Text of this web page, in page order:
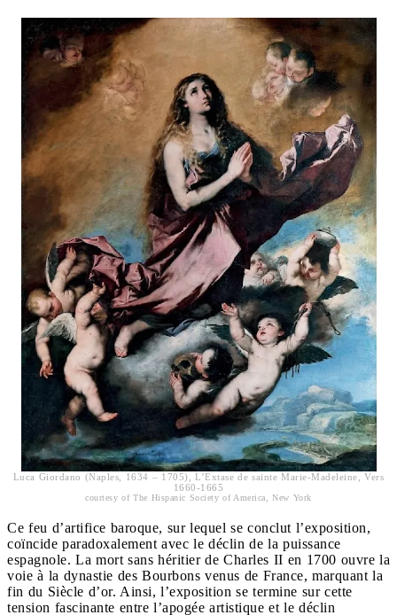
Luca Giordano (Naples, 1634 – 1705)​, L’Extase de sainte Marie-Madeleine, Vers
1660-1665
courtesy of The Hispanic Society of America, New York
Ce feu d’artifice baroque, sur lequel se conclut l’exposition,
coïncide paradoxalement avec le déclin de la puissance
espagnole. La mort sans héritier de Charles II en 1700 ouvre la
voie à la dynastie des Bourbons venus de France, marquant la
fin du Siècle d’or. Ainsi, l’exposition se termine sur cette
tension fascinante entre l’apogée artistique et le déclin